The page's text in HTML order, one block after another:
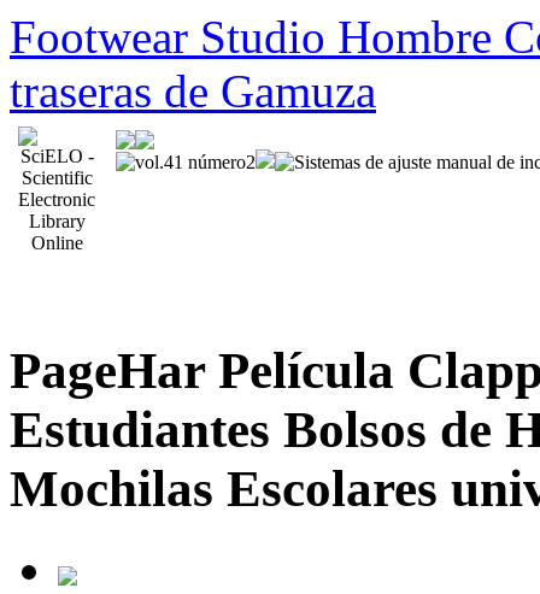
Footwear Studio Hombre
traseras de Gamuza
PageHar Película
Estudiantes Bolsos de
Mochilas Escolares